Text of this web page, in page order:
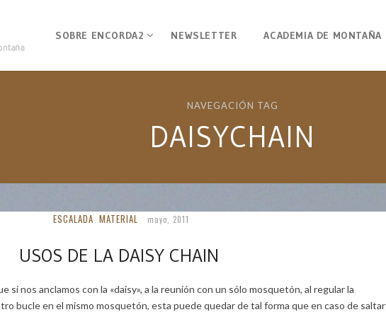
SOBRE ENCORDA2 NEWSLETTER ACADEMIA DE MONTAÑA
NAVEGACIÓN TAG
DAISYCHAIN
ESCALADA MATERIAL mayo, 2011
USOS DE LA DAISY CHAIN
si nos anclamos con la «daisy», a la reunión con un sólo mosquetón, al regular la
bucle en el mismo mosquetón, esta puede quedar de tal forma que en caso de saltar